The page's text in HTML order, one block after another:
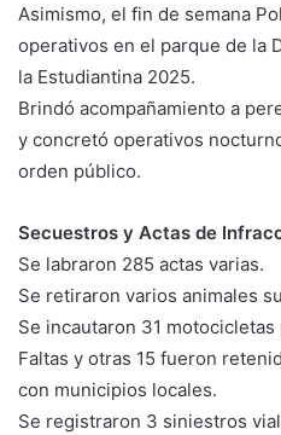
Asimismo, el fin de semana
operativos en el parque de la
la Estudiantina 2025.
Brindó acompañamiento a
y concretó operativos
orden público.
Secuestros y Actas de
Se labraron 285 actas varias.
Se retiraron varios animales
Se incautaron 31
Faltas y otras 15 fueron
con municipios locales.
Se registraron 3 siniestros